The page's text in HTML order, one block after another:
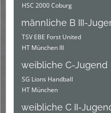
HSC 2000 Coburg
männliche B III-
TSV EBE Forst United
HT München III
weibliche C-Jugend
SG Lions Handball
HT München
weibliche C II-